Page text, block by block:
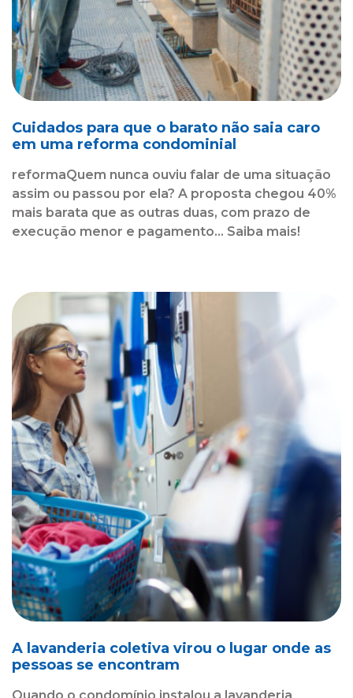
Cuidados para que o barato não saia caro
em uma reforma condominial
reformaQuem nunca ouviu falar de uma situação
assim ou passou por ela? A proposta chegou 40%
mais barata que as outras duas, com prazo de
execução menor e pagamento... Saiba mais!
A lavanderia coletiva virou o lugar onde as
pessoas se encontram